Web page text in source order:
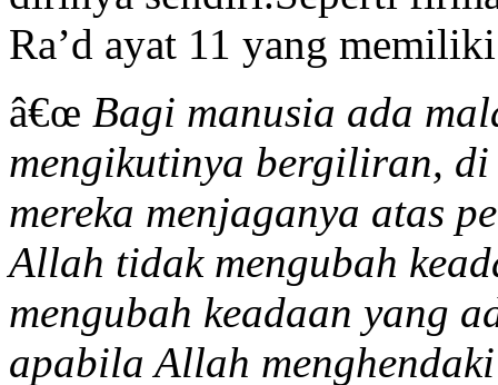
Ra’d ayat 11 yang
â€œ Bagi manusia ada
mengikutinya bergiliran,
mereka menjaganya atas
Allah tidak mengubah
mengubah keadaan yang
apabila Allah